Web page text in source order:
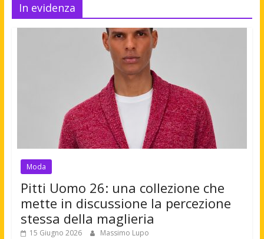
In evidenza
Moda
Pitti Uomo 26: una collezione che
mette in discussione la percezione
stessa della maglieria
15 Giugno 2026 Massimo Lupo